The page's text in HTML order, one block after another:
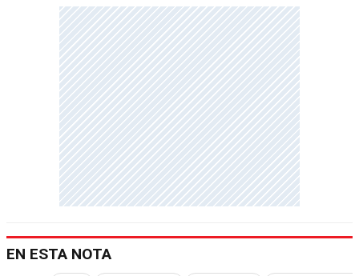
EN ESTA NOTA